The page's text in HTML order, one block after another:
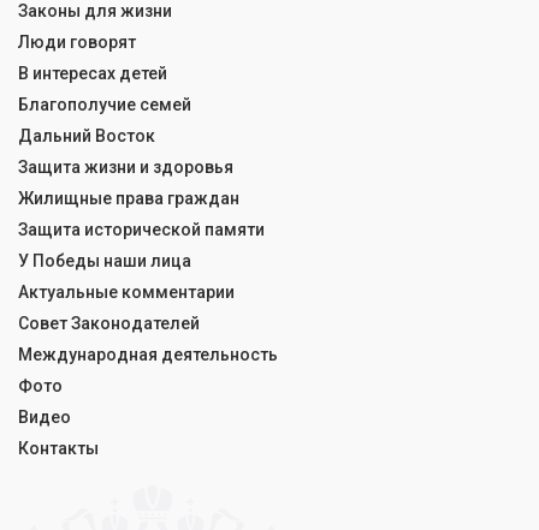
Законы для жизни
Люди говорят
В интересах детей
Благополучие семей
Дальний Восток
Защита жизни и здоровья
Жилищные права граждан
Защита исторической памяти
У Победы наши лица
Актуальные комментарии
Совет Законодателей
Международная деятельность
Фото
Видео
Контакты